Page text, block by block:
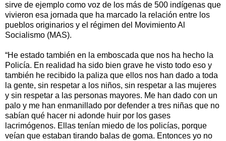
sirve de ejemplo como voz de los más de 500 indígenas que
vivieron esa jornada que ha marcado la relación entre los
pueblos originarios y el régimen del Movimiento Al
Socialismo (MAS).
“He estado también en la emboscada que nos ha hecho la
Policía. En realidad ha sido bien grave he visto todo eso y
también he recibido la paliza que ellos nos han dado a toda
la gente, sin respetar a los niños, sin respetar a las mujeres
y sin respetar a las personas mayores. Me han dado con un
palo y me han enmanillado por defender a tres niñas que no
sabían qué hacer ni adonde huir por los gases
lacrimógenos. Ellas tenían miedo de los policías, porque
veían que estaban tirando balas de goma. Entonces yo no